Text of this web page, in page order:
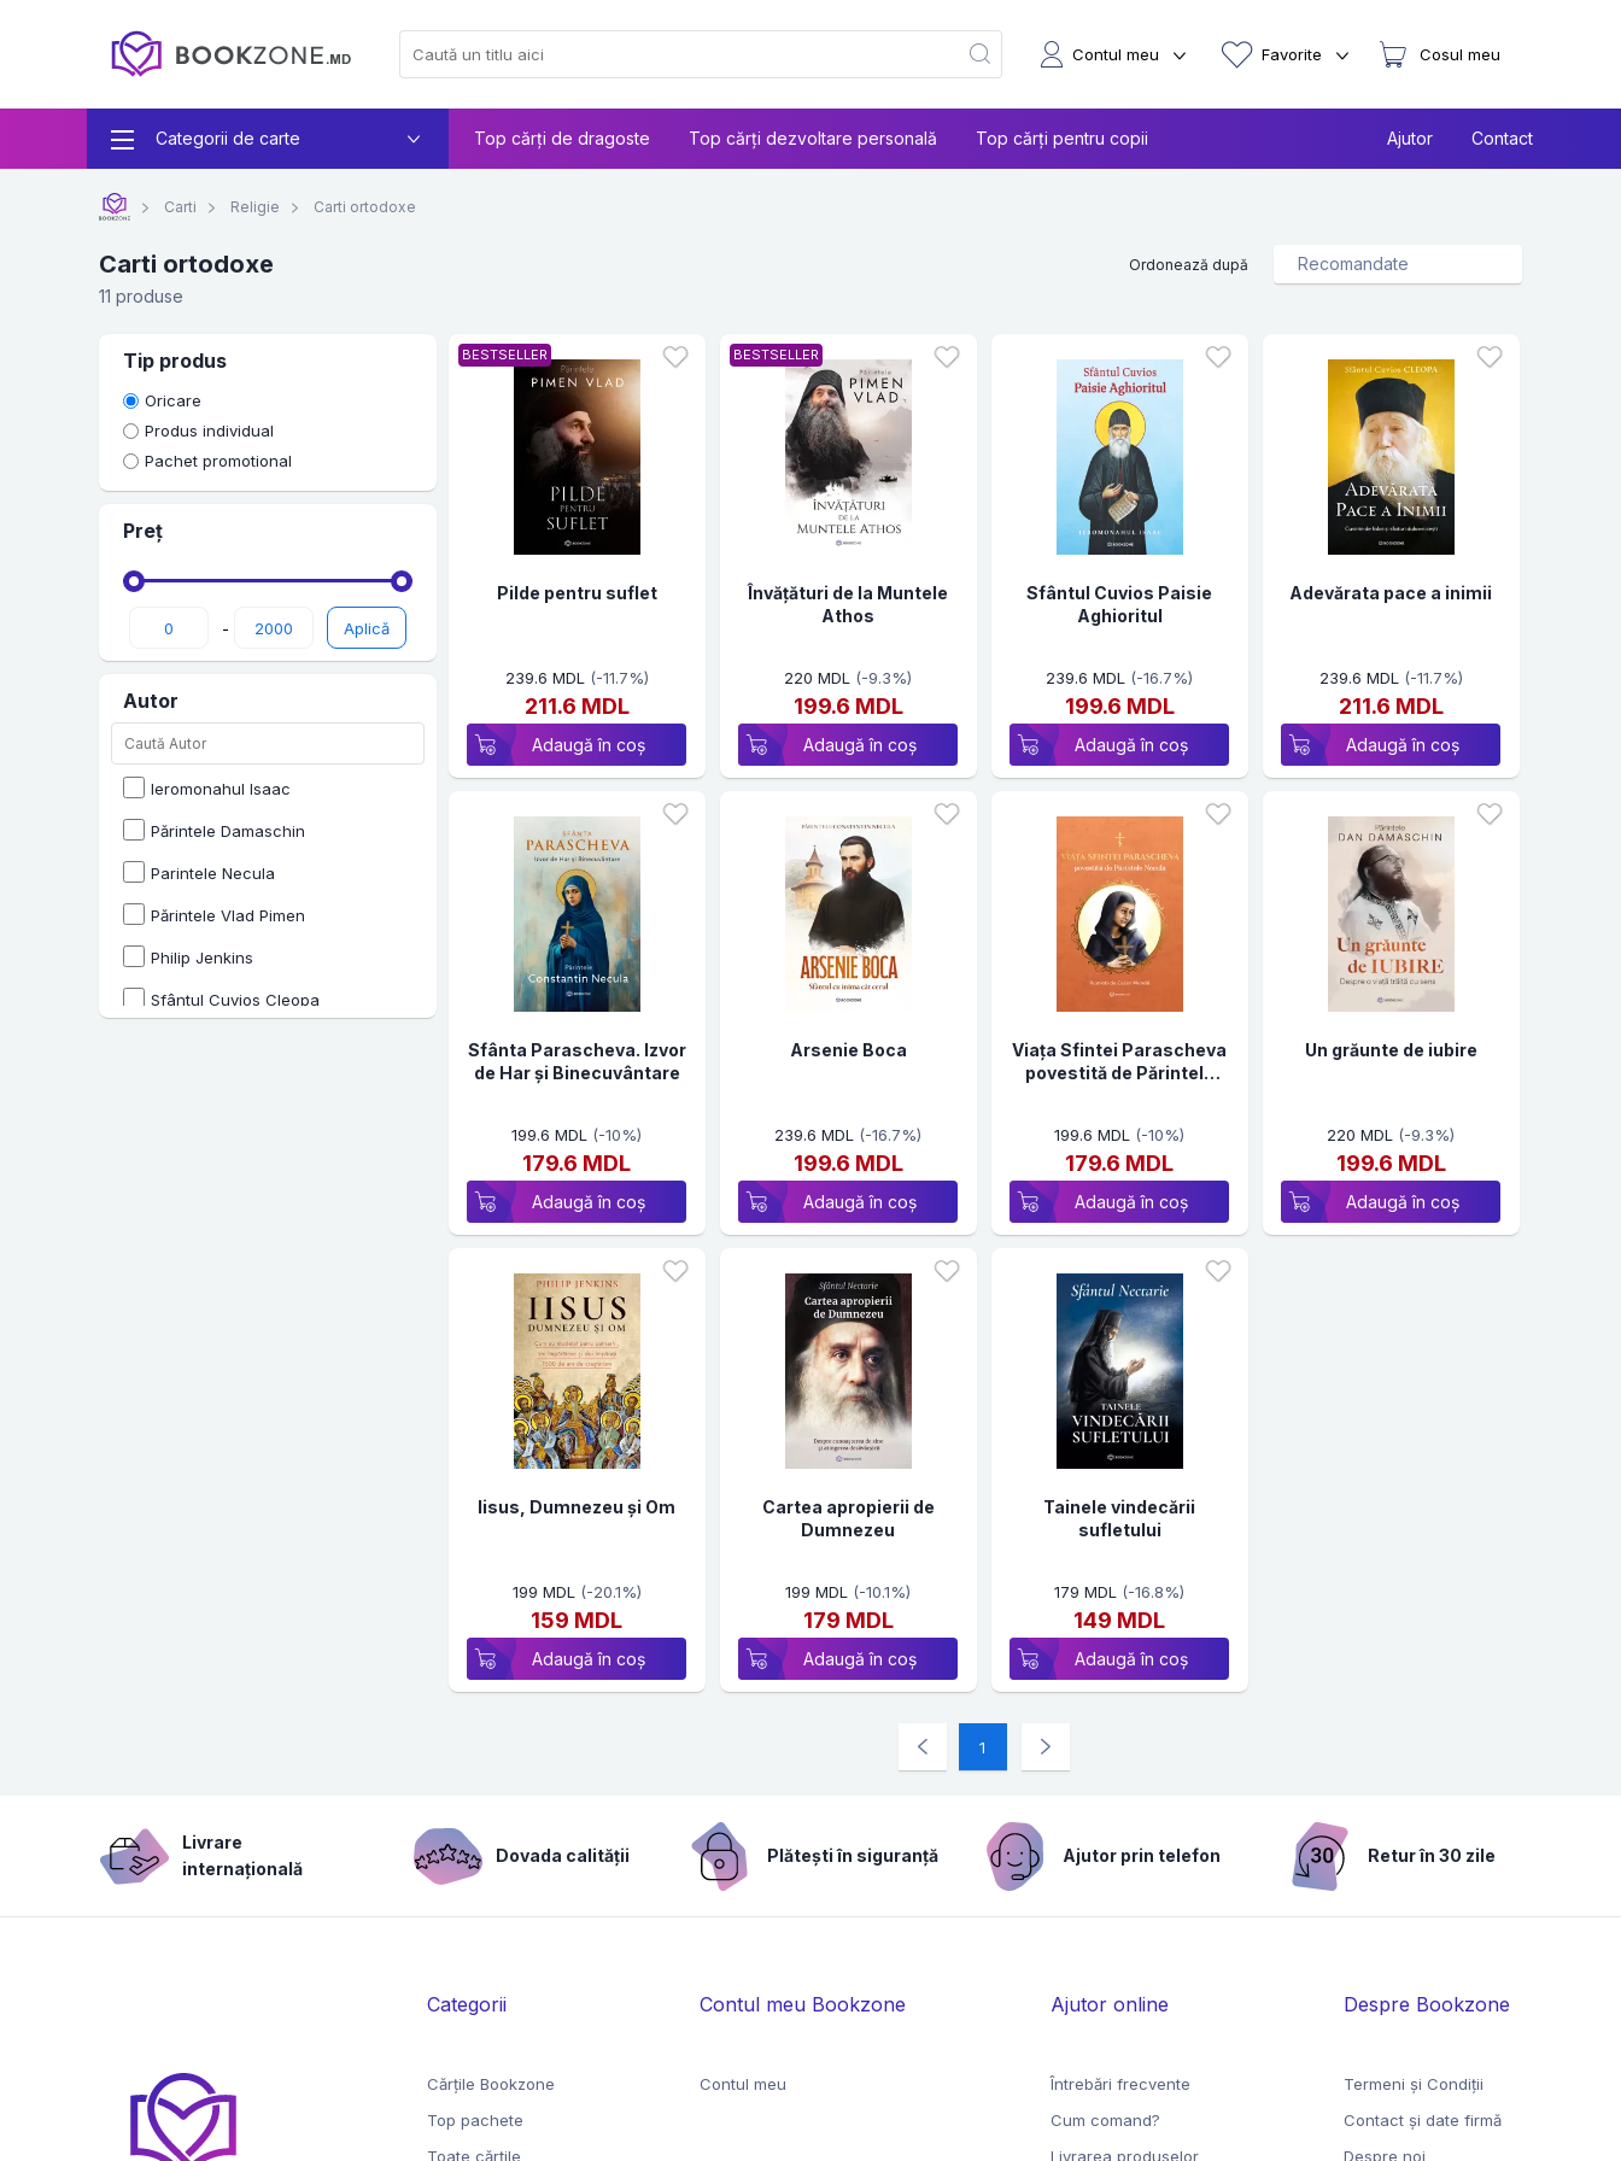
Categorii de carte Top cărți de dragoste Top cărți dezvoltare personală Top cărți pentru copii Ajutor Contact
Contul meu Favorite Cosul meu
Carti Religie Carti ortodoxe
Carti ortodoxe
11 produse
Ordonează după
Tip produs
Oricare
Produs individual
Pachet promotional
Preț
-
Autor
Ieromonahul Isaac
Părintele Damaschin
Parintele Necula
Părintele Vlad Pimen
Philip Jenkins
Sfântul Cuvios Cleopa
BESTSELLER
Pilde pentru suflet
239.6 MDL (-11.7%)
211.6 MDL
Adaugă în coș
BESTSELLER
Învățături de la Muntele
Athos
220 MDL (-9.3%)
199.6 MDL
Adaugă în coș
Sfântul Cuvios Paisie
Aghioritul
239.6 MDL (-16.7%)
199.6 MDL
Adaugă în coș
Adevărata pace a inimii
239.6 MDL (-11.7%)
211.6 MDL
Adaugă în coș
Sfânta Parascheva. Izvor
de Har și Binecuvântare
199.6 MDL (-10%)
179.6 MDL
Adaugă în coș
Arsenie Boca
239.6 MDL (-16.7%)
199.6 MDL
Adaugă în coș
Viața Sfintei Parascheva
povestită de Părintele
199.6 MDL (-10%)
179.6 MDL
Adaugă în coș
Un grăunte de iubire
220 MDL (-9.3%)
199.6 MDL
Adaugă în coș
Iisus, Dumnezeu și Om
199 MDL (-20.1%)
159 MDL
Adaugă în coș
Cartea apropierii de
Dumnezeu
199 MDL (-10.1%)
179 MDL
Adaugă în coș
Tainele vindecării
sufletului
179 MDL (-16.8%)
149 MDL
Adaugă în coș
1
Livrare
internațională
Dovada calității Plătești în siguranță Ajutor prin telefon Retur în 30 zile
Categorii
Cărțile Bookzone
Top pachete
Toate cărțile
Contul meu Bookzone
Contul meu
Ajutor online
Întrebări frecvente
Cum comand?
Livrarea produselor
Despre Bookzone
Termeni şi Condiţii
Contact și date firmă
Despre noi